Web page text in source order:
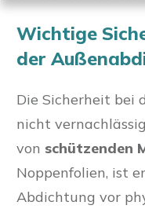
Wichtige
der
Die Sicherheit bei
nicht
von schützenden
Noppenfolien, ist
Abdichtung vor